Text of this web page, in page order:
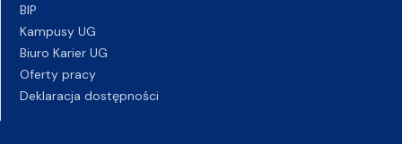
BIP
Kampusy UG
Biuro Karier UG
Oferty pracy
Deklaracja dostępności